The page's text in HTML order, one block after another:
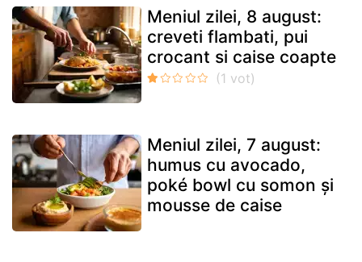
Meniul zilei, 8 august:
creveti flambati, pui
crocant si caise coapte
Meniul zilei, 7 august:
humus cu avocado,
poké bowl cu somon și
mousse de caise